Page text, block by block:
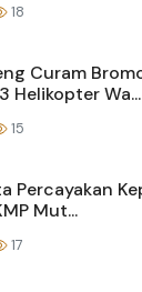
18
Curam
Helikopter Wa...
15
Percayakan
Mut...
17